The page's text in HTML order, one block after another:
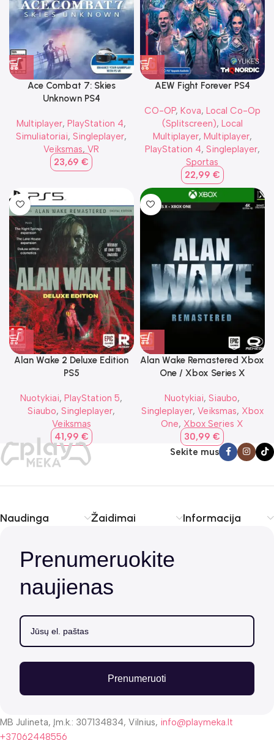
Ace Combat 7: Skies
Unknown PS4
Multiplayer,PlayStation 4,
Simuliatoriai,Singleplayer,
Veiksmas,VR
23,69€
AEW Fight Forever PS4
CO-OP, Kova, Local Co-Op
(Splitscreen), Local
Multiplayer, Multiplayer,
PlayStation 4, Singleplayer,
Sportas
22,99 €
Alan Wake 2 Deluxe Edition
PS5
Nuotykiai,PlayStation 5,
Siaubo,Singleplayer,
Veiksmas
41,99 €
Alan Wake Remastered Xbox
One / Xbox Series X
Nuotykiai,Siaubo,
Singleplayer, Veiksmas, Xbox
One, Xbox Series X
30,99€
Sekite mus
Naudinga Žaidimai Informacija
Prenumeruokite
naujienas
Prenumeruoti
MB Julineta, Įm.k.: 307134834, Vilnius, info@playmeka.lt
+37062448556